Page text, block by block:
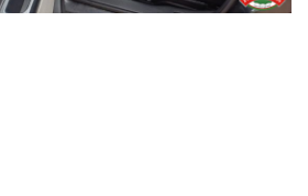
quindi per verificare l'autenticità